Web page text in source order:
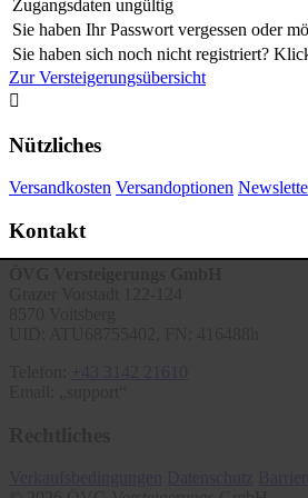
Zugangsdaten ungültig
Sie haben Ihr Passwort vergessen oder
Sie haben sich noch nicht registriert?
Zur Versteigerungsübersicht

Nützliches
Versandkosten Versandoptionen
Kontakt